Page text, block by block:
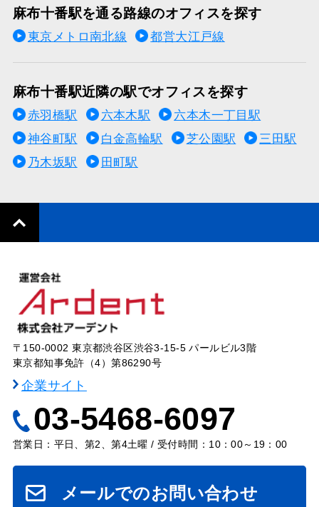
麻布十番駅を通る路線のオフィスを探す
東京メトロ南北線 都営大江戸線
麻布十番駅近隣の駅でオフィスを探す
赤羽橋駅 六本木駅
六本木一丁目駅
神谷町駅
白金高輪駅 芝公園駅
三田駅
乃木坂駅
田町駅
〒150-0002 東京都渋谷区渋谷3-15-5 パールビル3階
東京都知事免許（4）第86290号
企業サイト
03-5468-6097
営業日：平日、第2、第4土曜 / 受付時間：10：00～19：00
メールでのお問い合わせ